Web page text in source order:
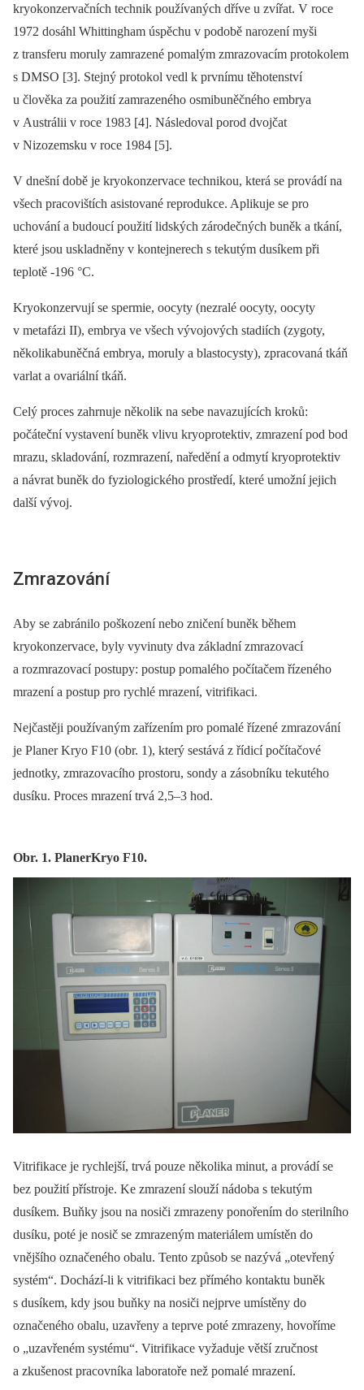
kryokonzervačních technik používaných dříve u zvířat. V roce
1972 dosáhl Whittingham úspěchu v podobě narození myši
z transferu moruly zamrazené pomalým zmrazovacím protokolem
s DMSO [3]. Stejný protokol vedl k prvnímu těhotenství
u člověka za použití zamrazeného osmibuněčného embrya
v Austrálii v roce 1983 [4]. Následoval porod dvojčat
v Nizozemsku v roce 1984 [5].
V dnešní době je kryokonzervace technikou, která se provádí na
všech pracovištích asistované reprodukce. Aplikuje se pro
uchování a budoucí použití lidských zárodečných buněk a tkání,
které jsou uskladněny v kontejnerech s tekutým dusíkem při
teplotě -196 °C.
Kryokonzervují se spermie, oocyty (nezralé oocyty, oocyty
v metafázi II), embrya ve všech vývojových stadiích (zygoty,
několikabuněčná embrya, moruly a blastocysty), zpracovaná tkáň
varlat a ovariální tkáň.
Celý proces zahrnuje několik na sebe navazujících kroků:
počáteční vystavení buněk vlivu kryoprotektiv, zmrazení pod bod
mrazu, skladování, rozmrazení, naředění a odmytí kryoprotektiv
a návrat buněk do fyziologického prostředí, které umožní jejich
další vývoj.
Zmrazování
Aby se zabránilo poškození nebo zničení buněk během
kryokonzervace, byly vyvinuty dva základní zmrazovací
a rozmrazovací postupy: postup pomalého počítačem řízeného
mrazení a postup pro rychlé mrazení, vitrifikaci.
Nejčastěji používaným zařízením pro pomalé řízené zmrazování
je Planer Kryo F10 (obr. 1), který sestává z řídicí počítačové
jednotky, zmrazovacího prostoru, sondy a zásobníku tekutého
dusíku. Proces mrazení trvá 2,5–3 hod.
Obr. 1. PlanerKryo F10.
Vitrifikace je rychlejší, trvá pouze několika minut, a provádí se
bez použití přístroje. Ke zmrazení slouží ná­doba s tekutým
dusíkem. Buňky jsou na nosiči zmrazeny ponořením do sterilního
dusíku, poté je nosič se zmrazeným materiálem umístěn do
vnějšího označeného obalu. Tento způsob se nazývá „otevřený
systém“. Dochází-li k vitrifikaci bez přímého kontaktu buněk
s dusíkem, kdy jsou buňky na nosiči nejprve umístěny do
označeného obalu, uzavřeny a teprve poté zmrazeny, hovoříme
o „uzavřeném systému“. Vitrifikace vyžaduje větší zručnost
a zkušenost pracovníka laboratoře než pomalé mrazení.